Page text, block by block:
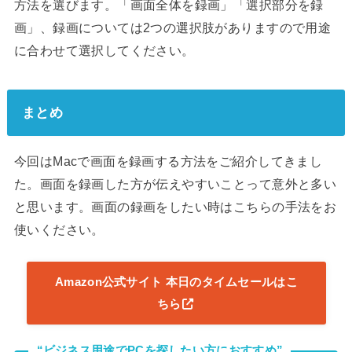
方法を選びます。「画面全体を録画」「選択部分を録
画」、録画については2つの選択肢がありますので用途
に合わせて選択してください。
まとめ
今回はMacで画面を録画する方法をご紹介してきまし
た。画面を録画した方が伝えやすいことって意外と多い
と思います。画面の録画をしたい時はこちらの手法をお
使いください。
Amazon公式サイト 本日のタイムセールはこ
ちら